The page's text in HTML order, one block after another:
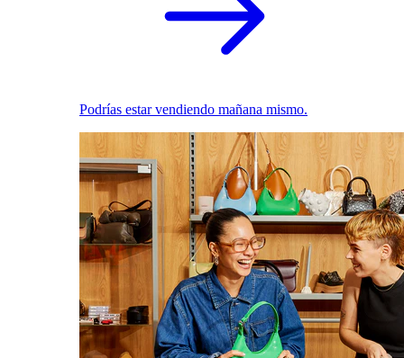
Podrías estar vendiendo mañana mismo.